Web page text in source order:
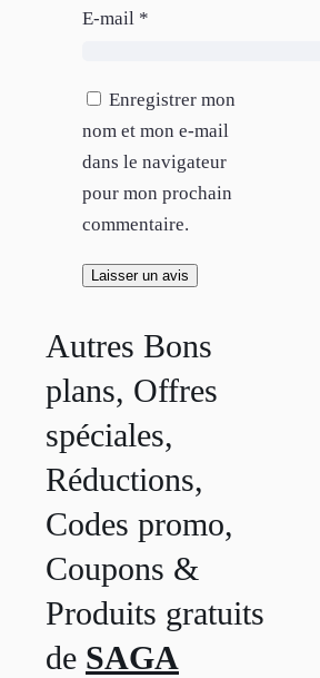
E-mail *
Enregistrer mon
nom et mon e-mail
dans le navigateur
pour mon prochain
commentaire.
Autres Bons
plans, Offres
spéciales,
Réductions,
Codes promo,
Coupons &
Produits gratuits
de SAGA